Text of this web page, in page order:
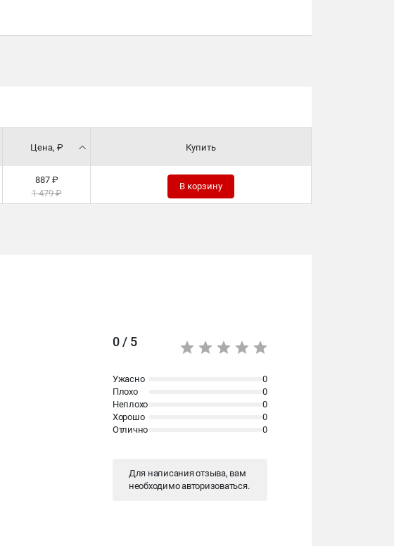
Цена, ₽
887 ₽
1 479 ₽
Купить
В корзину
0 / 5
Ужасно
0
Плохо
0
Неплохо
0
Хорошо
0
Отлично
0
Для написания отзыва, вам
необходимоавторизоваться.